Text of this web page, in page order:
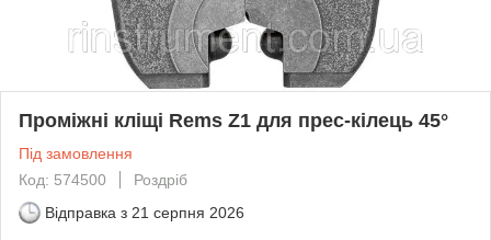
Проміжні кліщі Rems Z1 для прес-кілець 45°
Під замовлення
Код: 574500
Роздріб
Відправка з 21 серпня 2026